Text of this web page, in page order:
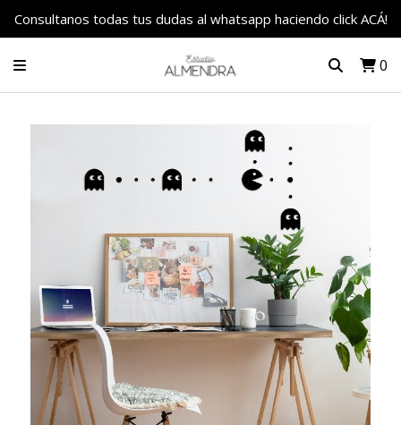
Consultanos todas tus dudas al whatsapp haciendo click ACÁ!
0